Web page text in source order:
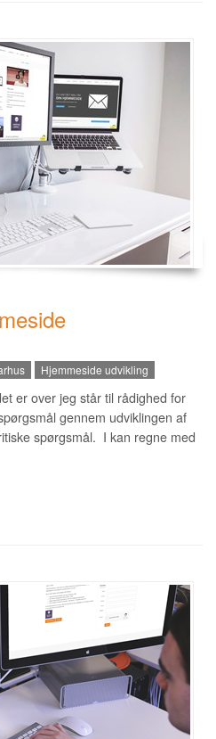
Hjemmeside udvikling
er over jeg står til rådighed for
gennem udviklingen af
spørgsmål. I kan regne med